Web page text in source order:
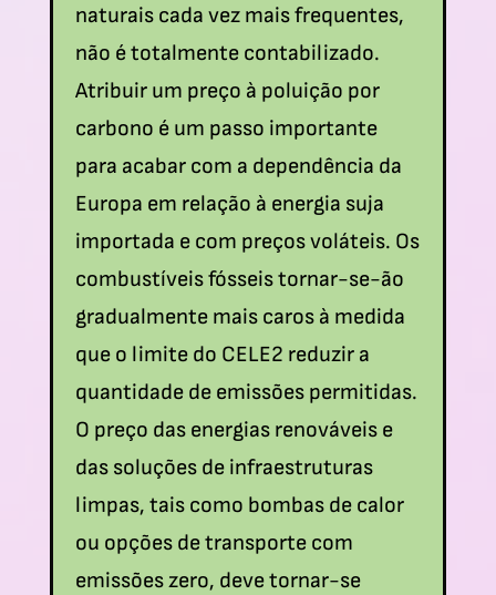
naturais cada vez mais frequentes,
não é totalmente contabilizado.
Atribuir um preço à poluição por
carbono é um passo importante
para acabar com a dependência da
Europa em relação à energia suja
importada e com preços voláteis. Os
combustíveis fósseis tornar-se-ão
gradualmente mais caros à medida
que o limite do CELE2 reduzir a
quantidade de emissões permitidas.
O preço das energias renováveis e
das soluções de infraestruturas
limpas, tais como bombas de calor
ou opções de transporte com
emissões zero, deve tornar-se